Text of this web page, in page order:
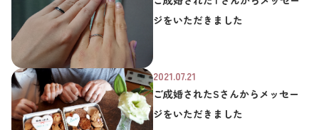
ジをいただきました
2021.07.21
ご成婚されたSさんからメッセー
ジをいただきました